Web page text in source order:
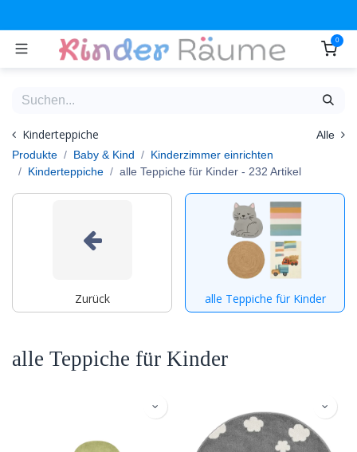
0
Kinderteppiche
Alle
Produkte
Baby & Kind
Kinderzimmer einrichten
Kinderteppiche
alle Teppiche für Kinder - 232 Artikel
Zurück alle Teppiche für Kinder
alle Teppiche für Kinder